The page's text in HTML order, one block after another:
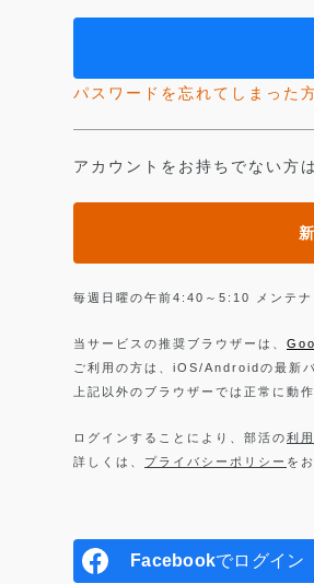
パスワードを忘れてしまった
アカウントをお持ちでない方
毎週日曜の午前4:40～5:10 メンテナ
当サービスの推奨ブラウザーは、
ご利用の方は、iOS/Androidの最新
上記以外のブラウザーでは正常に動
ログインすることにより、部活の利
詳しくは、 プライバシーポリシー を
Facebookでログイン